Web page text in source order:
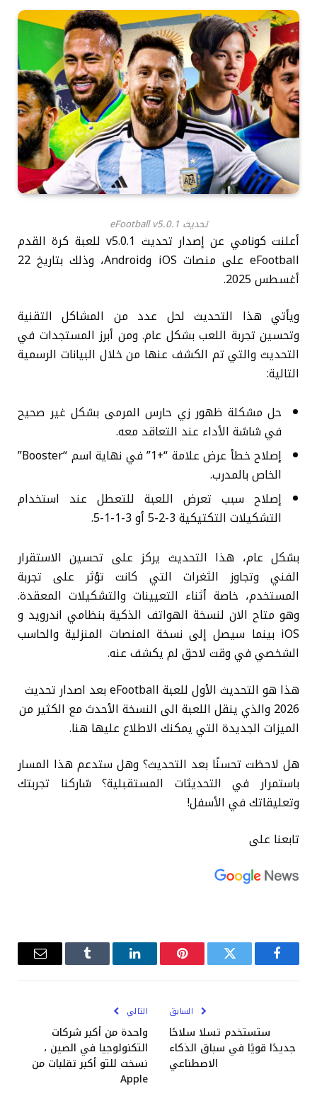
تحديث eFootball v5.0.1
أعلنت كونامي عن إصدار تحديث v5.0.1 للعبة كرة القدم
eFootball على منصات iOS وAndroid، وذلك بتاريخ 22
أغسطس 2025.
ويأتي هذا التحديث لحل عدد من المشاكل التقنية
وتحسين تجربة اللعب بشكل عام. ومن أبرز المستجدات في
التحديث والتي تم الكشف عنها من خلال البيانات الرسمية
التالية:
حل مشكلة ظهور زي حارس المرمى بشكل غير صحيح
في شاشة الأداء عند التعاقد معه.
إصلاح خطأ عرض علامة “+1” في نهاية اسم “Booster”
الخاص بالمدرب.
إصلاح سبب تعرض اللعبة للتعطل عند استخدام
التشكيلات التكتيكية 3-2-5 أو 3-1-1-5.
بشكل عام، هذا التحديث يركز على تحسين الاستقرار
الفني وتجاوز الثغرات التي كانت تؤثر على تجربة
المستخدم، خاصة أثناء التعيينات والتشكيلات المعقدة.
وهو متاح الان لنسخة الهواتف الذكية بنظامي اندرويد و
iOS بينما سيصل إلى نسخة المنصات المنزلية والحاسب
الشخصي في وقت لاحق لم يكشف عنه.
هذا هو التحديث الأول للعبة eFootball بعد اصدار تحديث
2026 والذي ينقل اللعبة الى النسخة الأحدث مع الكثير من
الميزات الجديدة التي يمكنك الاطلاع عليها هنا.
هل لاحظت تحسنًا بعد التحديث؟ وهل ستدعم هذا المسار
باستمرار في التحديثات المستقبلية؟ شاركنا تجربتك
وتعليقاتك في الأسفل!
تابعنا على
فيسبوكتويتر بينتيريستلينكدإن Tumblrالبريد
السابق
ستستخدم تسلا سلاحًا
جديدًا قويًا في سباق الذكاء
الاصطناعي
التالي
واحدة من أكبر شركات
التكنولوجيا في الصين ،
نسخت للتو أكبر تقلبات من
Apple